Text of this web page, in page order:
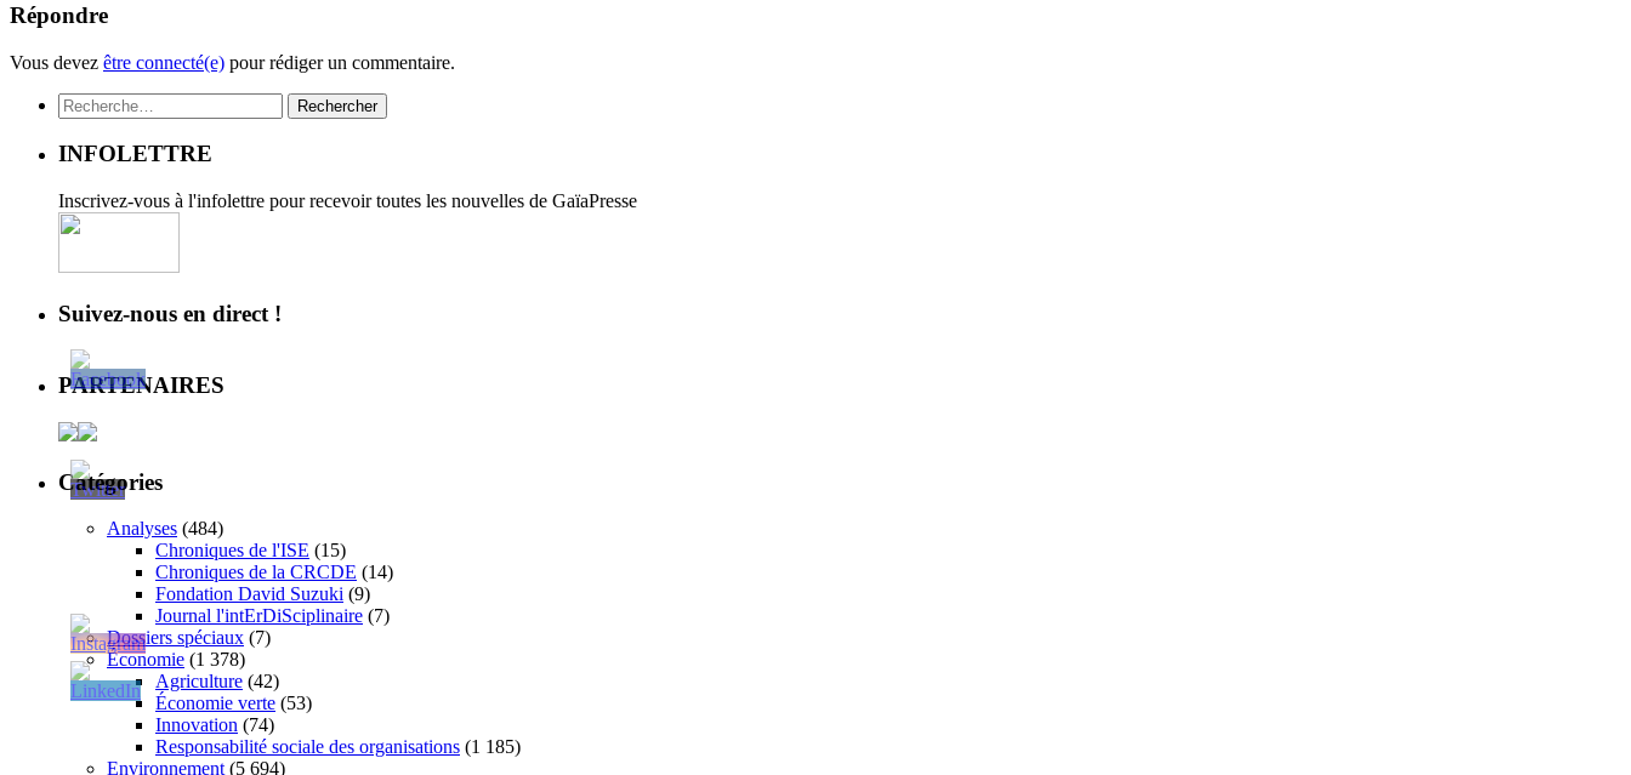
Répondre
Vous devez être connecté(e) pour rédiger un commentaire.
Rechercher :
INFOLETTRE
Inscrivez-vous à l'infolettre pour recevoir toutes les nouvelles de GaïaPresse
Suivez-nous en direct !
PARTENAIRES
Catégories
Analyses (484)
Chroniques de l'ISE (15)
Chroniques de la CRCDE (14)
Fondation David Suzuki (9)
Journal l'intErDiSciplinaire (7)
Dossiers spéciaux (7)
Économie (1 378)
Agriculture (42)
Économie verte (53)
Innovation (74)
Responsabilité sociale des organisations (1 185)
Environnement (5 694)